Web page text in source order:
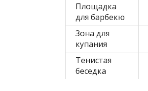
Площадка
для барбекю
Зона для
купания
Тенистая
беседка